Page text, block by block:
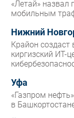
«Летай» назвал
мобильным
Нижний
Крайон
киргизский ИТ-
Уфа
«Газпром
в